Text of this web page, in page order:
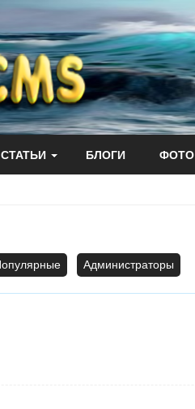
СТАТЬИ БЛОГИ ФОТО
Администраторы